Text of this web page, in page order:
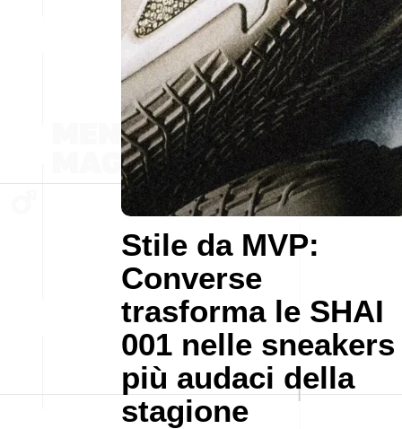
Stile da MVP:
Converse
trasforma le SHAI
001 nelle sneakers
più audaci della
stagione